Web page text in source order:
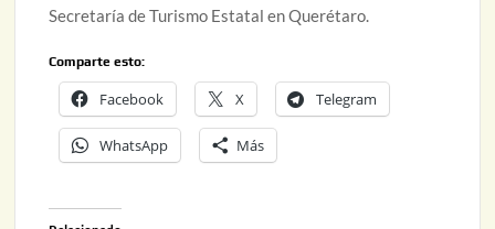
Secretaría de Turismo Estatal en Querétaro.
Comparte esto:
Facebook X Telegram
WhatsApp Más